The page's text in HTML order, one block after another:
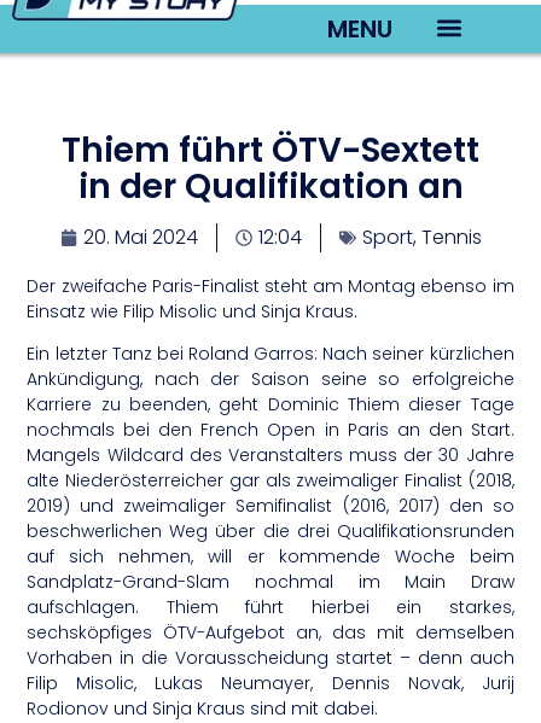
MENU
Thiem führt ÖTV-Sextett
in der Qualifikation an
20. Mai 2024 12:04 Sport,Tennis
Der zweifache Paris-Finalist steht am Montag ebenso im
Einsatz wie Filip Misolic und Sinja Kraus.
Ein letzter Tanz bei Roland Garros: Nach seiner kürzlichen
Ankündigung, nach der Saison seine so erfolgreiche
Karriere zu beenden, geht Dominic Thiem dieser Tage
nochmals bei den French Open in Paris an den Start.
Mangels Wildcard des Veranstalters muss der 30 Jahre
alte Niederösterreicher gar als zweimaliger Finalist (2018,
2019) und zweimaliger Semifinalist (2016, 2017) den so
beschwerlichen Weg über die drei Qualifikationsrunden
auf sich nehmen, will er kommende Woche beim
Sandplatz-Grand-Slam nochmal im Main Draw
aufschlagen. Thiem führt hierbei ein starkes,
sechsköpfiges ÖTV-Aufgebot an, das mit demselben
Vorhaben in die Vorausscheidung startet – denn auch
Filip Misolic, Lukas Neumayer, Dennis Novak, Jurij
Rodionov und Sinja Kraus sind mit dabei.